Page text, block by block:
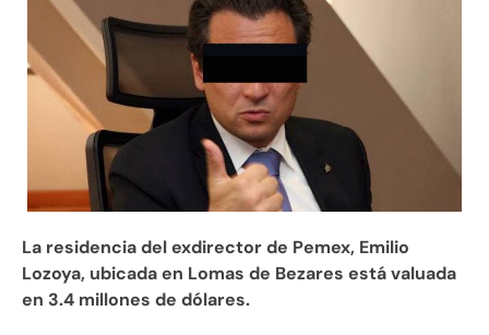
La residencia del exdirector de Pemex, Emilio
Lozoya, ubicada en Lomas de Bezares está valuada
en 3.4 millones de dólares.